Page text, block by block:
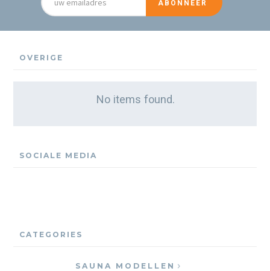
OVERIGE
No items found.
SOCIALE MEDIA
CATEGORIES
SAUNA MODELLEN